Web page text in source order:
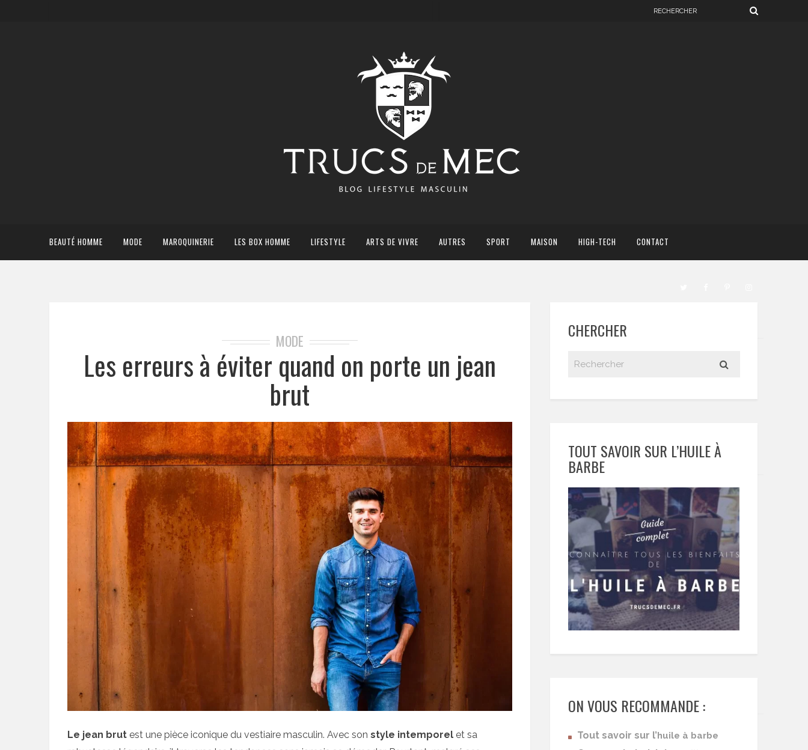
BEAUTÉ HOMME MODE MAROQUINERIE LES BOX HOMME LIFESTYLE ARTS DE VIVRE AUTRES SPORT MAISON HIGH-TECH CONTACT
MODE
Les erreurs à éviter quand on porte un jean
brut
Le jean brut est une pièce iconique du vestiaire masculin. Avec son style intemporel et sa
CHERCHER
TOUT SAVOIR SUR L’HUILE À
BARBE
ON VOUS RECOMMANDE :
Tout savoir sur l’ huile à barbe